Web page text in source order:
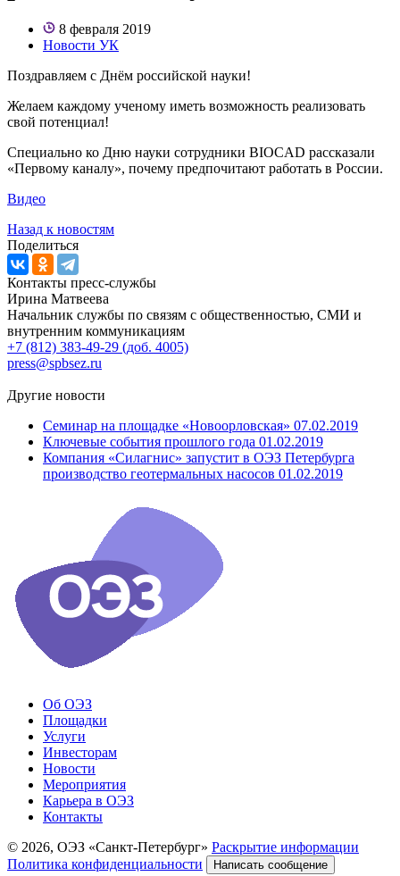
8 февраля 2019
Новости УК
Поздравляем с Днём российской науки!
Желаем каждому ученому иметь возможность реализовать
свой потенциал!
Специально ко Дню науки сотрудники BIOCAD рассказали
«Первому каналу», почему предпочитают работать в России.
Видео
Назад к новостям
Поделиться
Контакты пресс-службы
Ирина Матвеева
Начальник службы по связям с общественностью, СМИ и
внутренним коммуникациям
+7 (812) 383-49-29 (доб. 4005)
press@spbsez.ru
Другие новости
Семинар на площадке «Новоорловская» 07.02.2019
Ключевые события прошлого года 01.02.2019
Компания «Силагнис» запустит в ОЭЗ Петербурга
производство геотермальных насосов 01.02.2019
Об ОЭЗ
Площадки
Услуги
Инвесторам
Новости
Мероприятия
Карьера в ОЭЗ
Контакты
© 2026, ОЭЗ «Санкт-Петербург» Раскрытие информации
Политика конфиденциальности
Написать сообщение